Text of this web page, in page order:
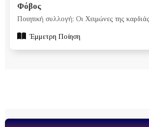
Φόβος
Ποιητική συλλογή: Οι Χειμώνες της
Έμμετρη Ποίηση